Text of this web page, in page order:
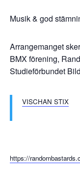
Musik & god
Arrangemanget
BMX förening,
Studieförbundet
VISCHAN STIX
https://